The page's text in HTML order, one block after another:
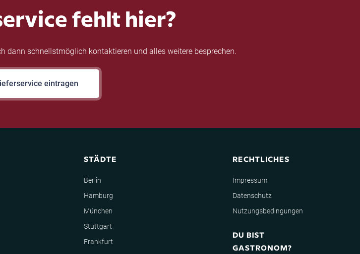
fehlt hier?
dann schnellstmöglich kontaktieren und alles weitere besprechen.
eintragen
STÄDTE
Berlin
Hamburg
München
Stuttgart
Frankfurt
RECHTLICHES
Impressum
Datenschutz
Nutzungsbedingungen
DU BIST
GASTRONOM?